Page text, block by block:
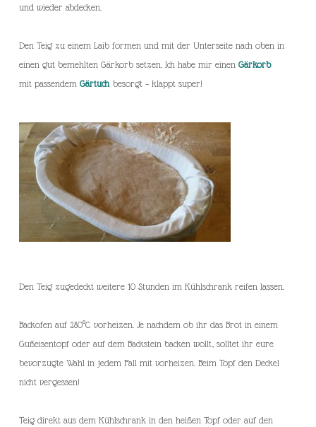
und wieder abdecken.
Den Teig zu einem Laib formen und mit der Unterseite nach oben in
einen gut bemehlten Gärkorb setzen. Ich habe mir einen Gärkorb
mit passendem Gärtuch besorgt – klappt super!
Den Teig zugedeckt weitere 10 Stunden im Kühlschrank reifen lassen.
Backofen auf 280°C vorheizen. Je nachdem ob ihr das Brot in einem
Gußeisentopf oder auf dem Backstein backen wollt, solltet ihr eure
bevorzugte Wahl in jedem Fall mit vorheizen. Beim Topf den Deckel
nicht vergessen!
Teig direkt aus dem Kühlschrank in den heißen Topf oder auf den